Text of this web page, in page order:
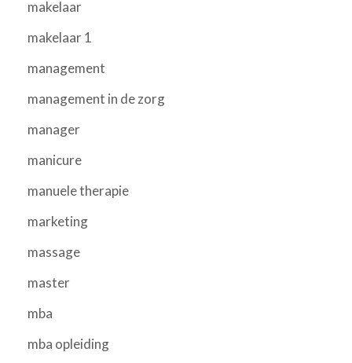
makelaar
makelaar 1
management
management in de zorg
manager
manicure
manuele therapie
marketing
massage
master
mba
mba opleiding